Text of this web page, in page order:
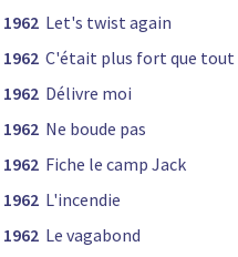
1962 Let's twist again
1962 C'était plus fort que tout
1962 Délivre moi
1962 Ne boude pas
1962 Fiche le camp Jack
1962 L'incendie
1962 Le vagabond